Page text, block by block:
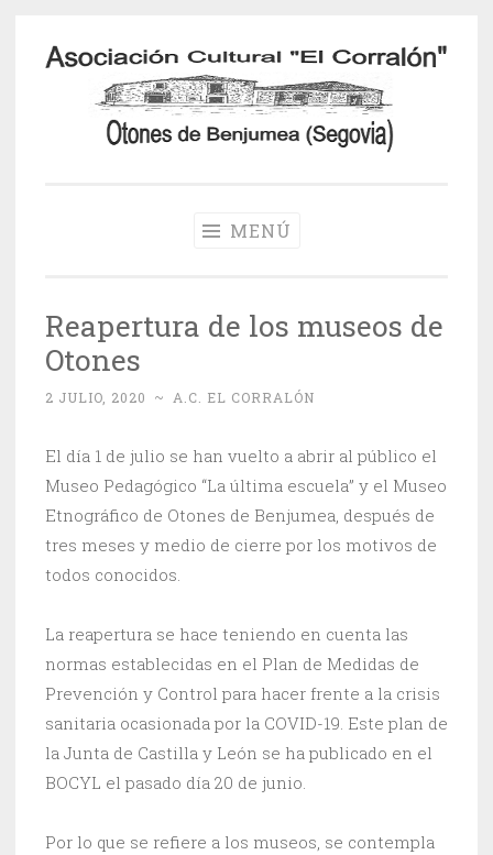
Saltar
contenido
MENÚ
Reapertura de los museos de
Otones
2 JULIO, 2020 ~ A.C. EL CORRALÓN
El día 1 de julio se han vuelto a abrir al público el
Museo Pedagógico “La última escuela” y el Museo
Etnográfico de Otones de Benjumea, después de
tres meses y medio de cierre por los motivos de
todos conocidos.
La reapertura se hace teniendo en cuenta las
normas establecidas en el Plan de Medidas de
Prevención y Control para hacer frente a la crisis
sanitaria ocasionada por la COVID-19. Este plan de
la Junta de Castilla y León se ha publicado en el
BOCYL el pasado día 20 de junio.
Por lo que se refiere a los museos, se contempla